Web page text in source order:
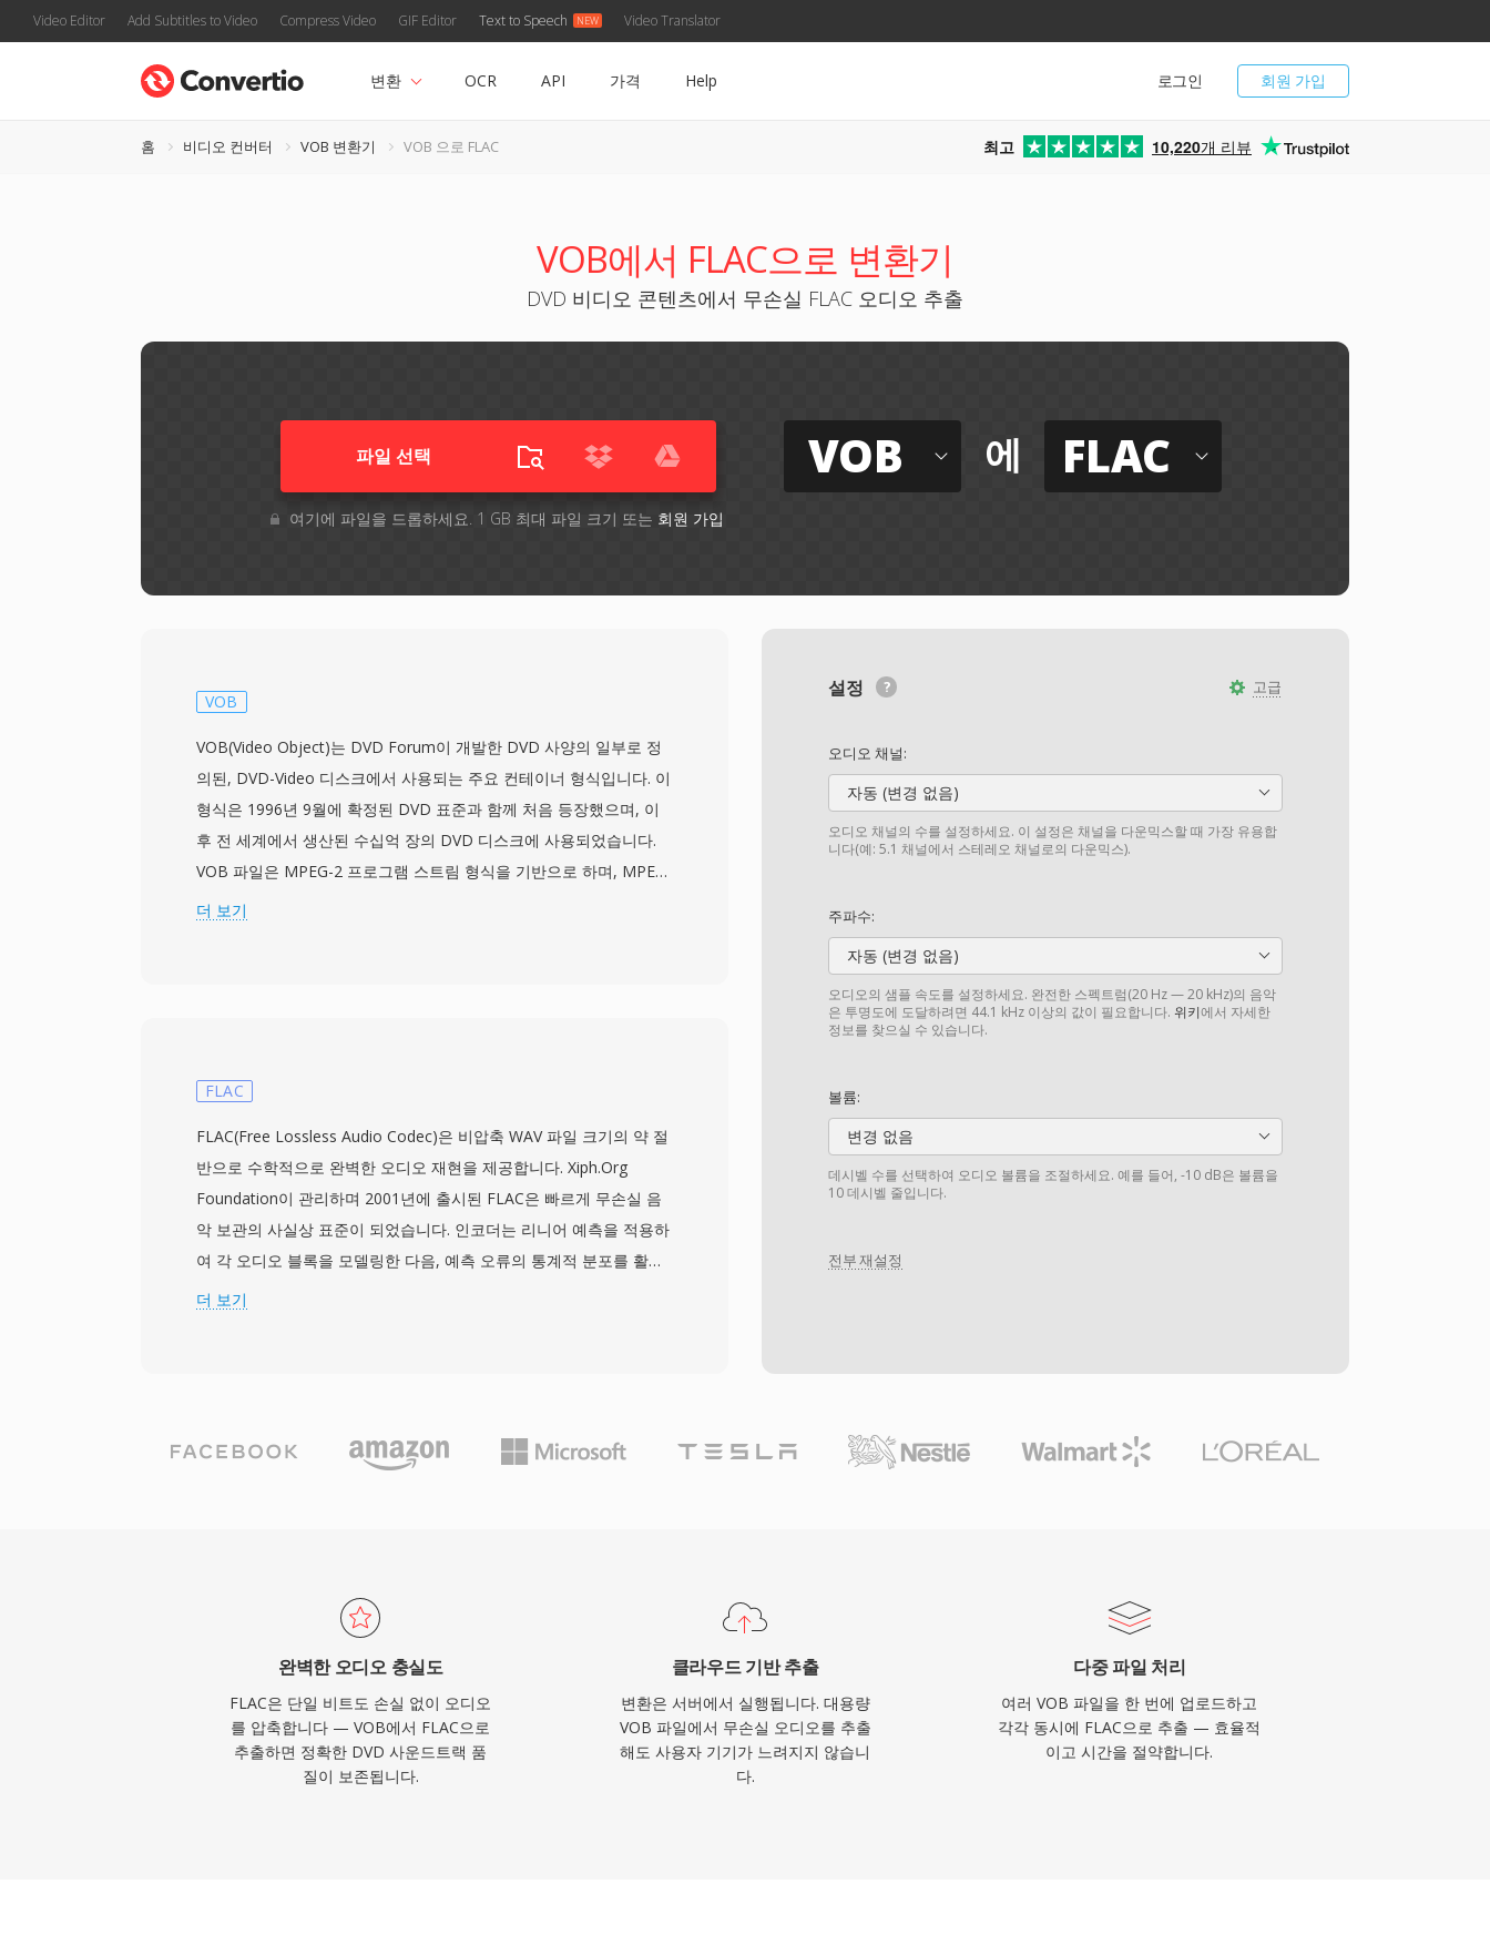
Video Editor Add Subtitles to Video Compress Video GIF Editor Text to Speech Video Translator
회원 가입
로그인
변환 OCR API 가격 Help
홈 비디오 컨버터 VOB 변환기 VOB 으로 FLAC 최고 10,220개 리뷰
VOB에서 FLAC으로 변환기
DVD 비디오 콘텐츠에서 무손실 FLAC 오디오 추출
파일 선택
여기에 파일을 드롭하세요. 1 GB 최대 파일 크기 또는 회원 가입
VOB 에 FLAC
고급
설정
오디오 채널:
자동 (변경 없음)
오디오 채널의 수를 설정하세요. 이 설정은 채널을 다운믹스할 때 가장 유용합
니다(예: 5.1 채널에서 스테레오 채널로의 다운믹스).
주파수:
자동 (변경 없음)
오디오의 샘플 속도를 설정하세요. 완전한 스펙트럼(20 Hz — 20 kHz)의 음악
은 투명도에 도달하려면 44.1 kHz 이상의 값이 필요합니다. 위키에서 자세한
정보를 찾으실 수 있습니다.
볼륨:
변경 없음
데시벨 수를 선택하여 오디오 볼륨을 조절하세요. 예를 들어, -10 dB은 볼륨을
10 데시벨 줄입니다.
전부 재설정
VOB
VOB(Video Object)는 DVD Forum이 개발한 DVD 사양의 일부로 정
의된, DVD-Video 디스크에서 사용되는 주요 컨테이너 형식입니다. 이
형식은 1996년 9월에 확정된 DVD 표준과 함께 처음 등장했으며, 이
후 전 세계에서 생산된 수십억 장의 DVD 디스크에 사용되었습니다.
VOB 파일은 MPEG-2 프로그램 스트림 형식을 기반으로 하며, MPEG-
2 비디오와 AC-3(Dolby Digital), DTS, MPEG-1 Layer II, LPCM 형식
UDF 파일 시스템 요구사항을 충족하기 위해 약 1GB로 제한되며, 더
NTSC(720x480) 및 PAL(720x576) 비디오 해상도를 지원하며, 오디오
와 비디오를 합친 최대 비트레이트는 9.8Mbps입니다. 비디오, 다중 트
랙 오디오, 자막, 내비게이션을 단일 프로그램 스트림에 통합하여
VOB는 소비자 영화 전달을 위한 완전한 솔루션이 되었습니다. 스트리
밍과 최신 디스크 형식이 새로운 콘텐츠에서 DVD를 대체했지만,
VOB는 방대한 기존 DVD 콘텐츠 라이브러리에 접근하는 데 있어 여
더 보기
FLAC
FLAC(Free Lossless Audio Codec)은 비압축 WAV 파일 크기의 약 절
반으로 수학적으로 완벽한 오디오 재현을 제공합니다. Xiph.Org
Foundation이 관리하며 2001년에 출시된 FLAC은 빠르게 무손실 음
악 보관의 사실상 표준이 되었습니다. 인코더는 리니어 예측을 적용하
여 각 오디오 블록을 모델링한 다음, 예측 오류의 통계적 분포를 활용
하는 라이스 파티셔닝을 통해 잔차를 코딩합니다 — 데이터를 버리지
기본 디코딩합니다. Tidal과 Amazon Music 같은 스트리밍 서비스는
무손실 등급에 FLAC을 사용하여 업계의 코덱에 대한 신뢰를 보여줍니
할 수 있습니다. 셋째, 오픈소스 라이선스로 특허나 로열티가 없어 개
발자와 하드웨어 벤더에게 법적 마찰이 없습니다.
더 보기
완벽한 오디오 충실도
FLAC은 단일 비트도 손실 없이 오디오
를 압축합니다 — VOB에서 FLAC으로
추출하면 정확한 DVD 사운드트랙 품
질이 보존됩니다.
클라우드 기반 추출
변환은 서버에서 실행됩니다. 대용량
VOB 파일에서 무손실 오디오를 추출
해도 사용자 기기가 느려지지 않습니
다.
다중 파일 처리
여러 VOB 파일을 한 번에 업로드하고
각각 동시에 FLAC으로 추출 — 효율적
이고 시간을 절약합니다.